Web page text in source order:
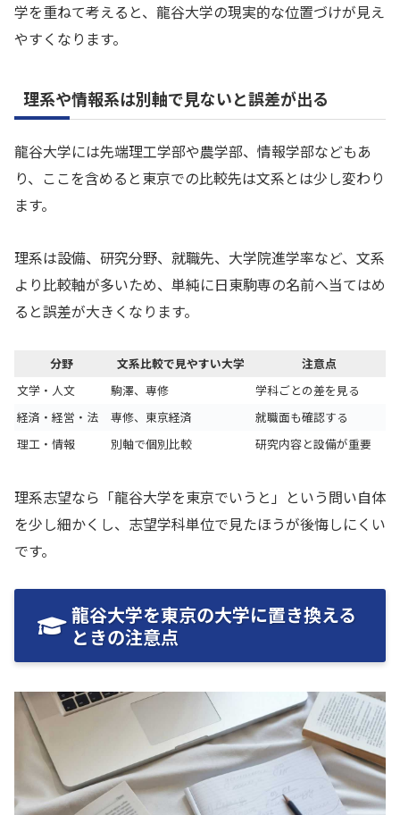
学を重ねて考えると、龍谷大学の現実的な位置づけが見え
やすくなります。
理系や情報系は別軸で見ないと誤差が出る
龍谷大学には先端理工学部や農学部、情報学部などもあ
り、ここを含めると東京での比較先は文系とは少し変わり
ます。
理系は設備、研究分野、就職先、大学院進学率など、文系
より比較軸が多いため、単純に日東駒専の名前へ当てはめ
ると誤差が大きくなります。
分野 文系比較で見やすい大学
注意点
文学・人文
駒澤、専修
学科ごとの差を見る
経済・経営・法
専修、東京経済
就職面も確認する
理工・情報
別軸で個別比較 研究内容と設備が重要
理系志望なら「龍谷大学を東京でいうと」という問い自体
を少し細かくし、志望学科単位で見たほうが後悔しにくい
です。
龍谷大学を東京の大学に置き換える
ときの注意点